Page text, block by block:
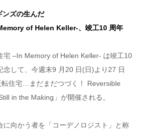
ンズの生んだ
of Helen Keller-、竣工10 周年
宅 ‒In Memory of Helen Keller- は竣工10
念して、今週末9 月20 日(日)より27 日
住宅…まだまだつづく！ Reversible
in the Making」が開催される。
に向かう者を「コーデノロジスト」と称